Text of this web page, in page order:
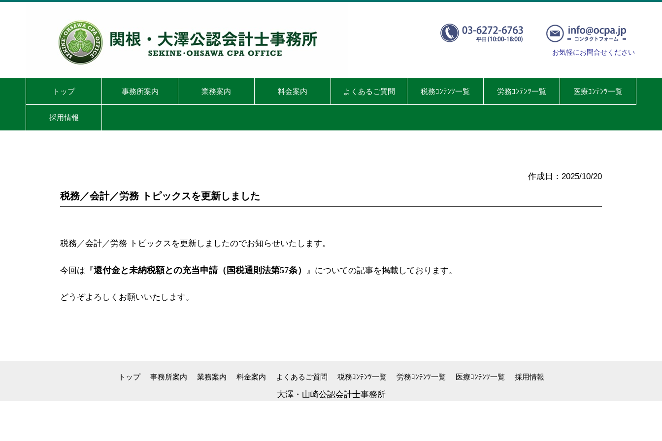
お気軽にお問合せください
トップ 事務所案内 業務案内 料金案内 よくあるご質問 税務ｺﾝﾃﾝﾂ一覧 労務ｺﾝﾃﾝﾂ一覧 医療ｺﾝﾃﾝﾂ一覧
採用情報
作成日：2025/10/20
税務／会計／労務 トピックスを更新しました
税務／会計／労務 トピックスを更新しましたのでお知らせいたします。
今回は 『還付金と未納税額との充当申請（国税通則法第57条） 』 についての記事を掲載しております。
どうぞよろしくお願いいたします。
トップ 事務所案内 業務案内 料金案内 よくあるご質問 税務ｺﾝﾃﾝﾂ一覧 労務ｺﾝﾃﾝﾂ一覧 医療ｺﾝﾃﾝﾂ一覧 採用情報
大澤・山崎公認会計士事務所